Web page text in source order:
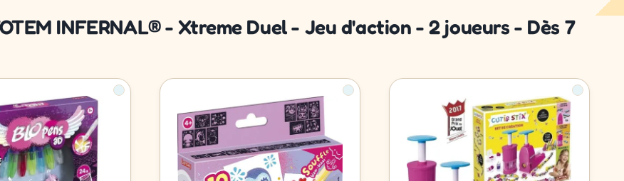
INFERNAL® - Xtreme Duel - Jeu d'action - 2 joueurs - Dès 7